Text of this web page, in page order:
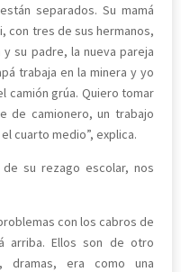
separados. Su mamá
con tres de sus hermanos,
su padre, la nueva pareja
trabaja en la minera y yo
camión grúa. Quiero tomar
de camionero, un trabajo
cuarto medio”, explica.
su rezago escolar, nos
con los cabros de
arriba. Ellos son de otro
dramas, era como una